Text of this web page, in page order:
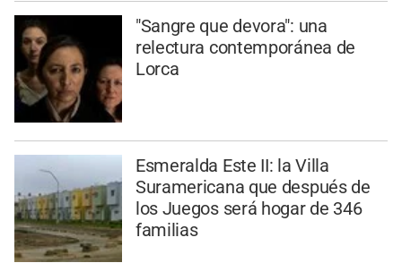
"Sangre que devora": una
relectura contemporánea de
Lorca
Esmeralda Este II: la Villa
Suramericana que después de
los Juegos será hogar de 346
familias